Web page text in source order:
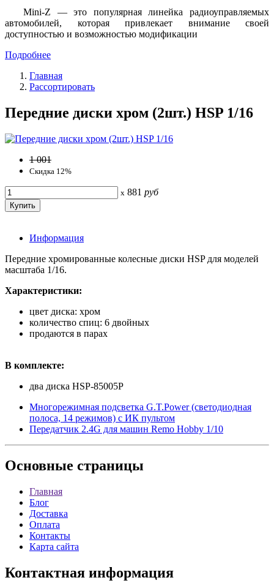
Mini-Z — это популярная линейка радиоуправляемых
автомобилей, которая привлекает внимание своей
доступностью и возможностью модификации
Подробнее
Главная
Рассортировать
Передние диски хром (2шт.) HSP 1/16
1 001
Скидка 12%
x 881 руб
Информация
Передние хромированные колесные диски HSP для моделей
масштаба 1/16.
Характеристики:
цвет диска: хром
количество спиц: 6 двойных
продаются в парах
В комплекте:
два диска HSP-85005P
Многорежимная подсветка G.T.Power (светодиодная
полоса, 14 режимов) с ИК пультом
Передатчик 2.4G для машин Remo Hobby 1/10
Основные страницы
Главная
Блог
Доставка
Оплата
Контакты
Карта сайта
Контактная информация